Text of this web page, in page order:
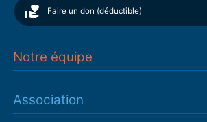
Faire un don (déductible)
Notre équipe
Association